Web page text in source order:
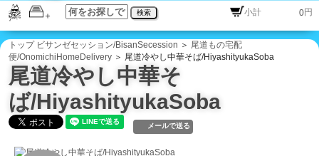
検索 円
トップ ビサンゼセッション/BisanSecession ＞ 尾道もの宅配
便/OnomichiHomeDelivery ＞ 尾道冷やし中華そば/HiyashityukaSoba
尾道冷やし中華そ
ば/HiyashityukaSoba
メールで送る